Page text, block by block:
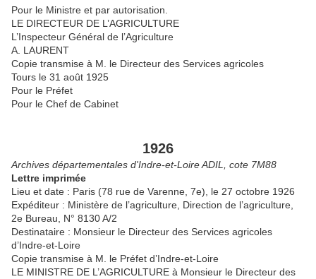
Pour le Ministre et par autorisation.
LE DIRECTEUR DE L’AGRICULTURE
L’Inspecteur Général de l’Agriculture
A. LAURENT
Copie transmise à M. le Directeur des Services agricoles
Tours le 31 août 1925
Pour le Préfet
Pour le Chef de Cabinet
1926
Archives départementales d'Indre-et-Loire ADIL, cote 7M88
Lettre imprimée
Lieu et date : Paris (78 rue de Varenne, 7e), le 27 octobre 1926
Expéditeur : Ministère de l’agriculture, Direction de l’agriculture,
2e Bureau, N° 8130 A/2
Destinataire : Monsieur le Directeur des Services agricoles
d’Indre-et-Loire
Copie transmise à M. le Préfet d’Indre-et-Loire
LE MINISTRE DE L’AGRICULTURE à Monsieur le Directeur des